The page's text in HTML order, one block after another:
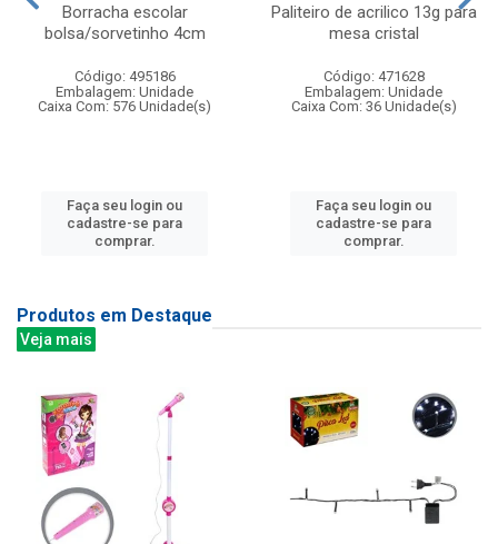
Borracha escolar
bolsa/sorvetinho 4cm
Código: 495186
Embalagem: Unidade
Caixa Com: 576 Unidade(s)
Faça seu login ou
cadastre-se para
comprar.
Paliteiro de acrilico 13g para
mesa cristal
Código: 471628
Embalagem: Unidade
Caixa Com: 36 Unidade(s)
Faça seu login ou
cadastre-se para
comprar.
Produtos em Destaque
Veja mais